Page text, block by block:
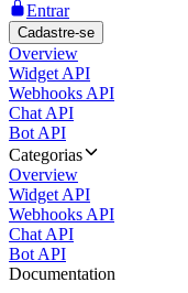
Entrar
Cadastre-se
Overview
Widget API
Webhooks API
Chat API
Bot API
Categorias
Overview
Widget API
Webhooks API
Chat API
Bot API
Documentation